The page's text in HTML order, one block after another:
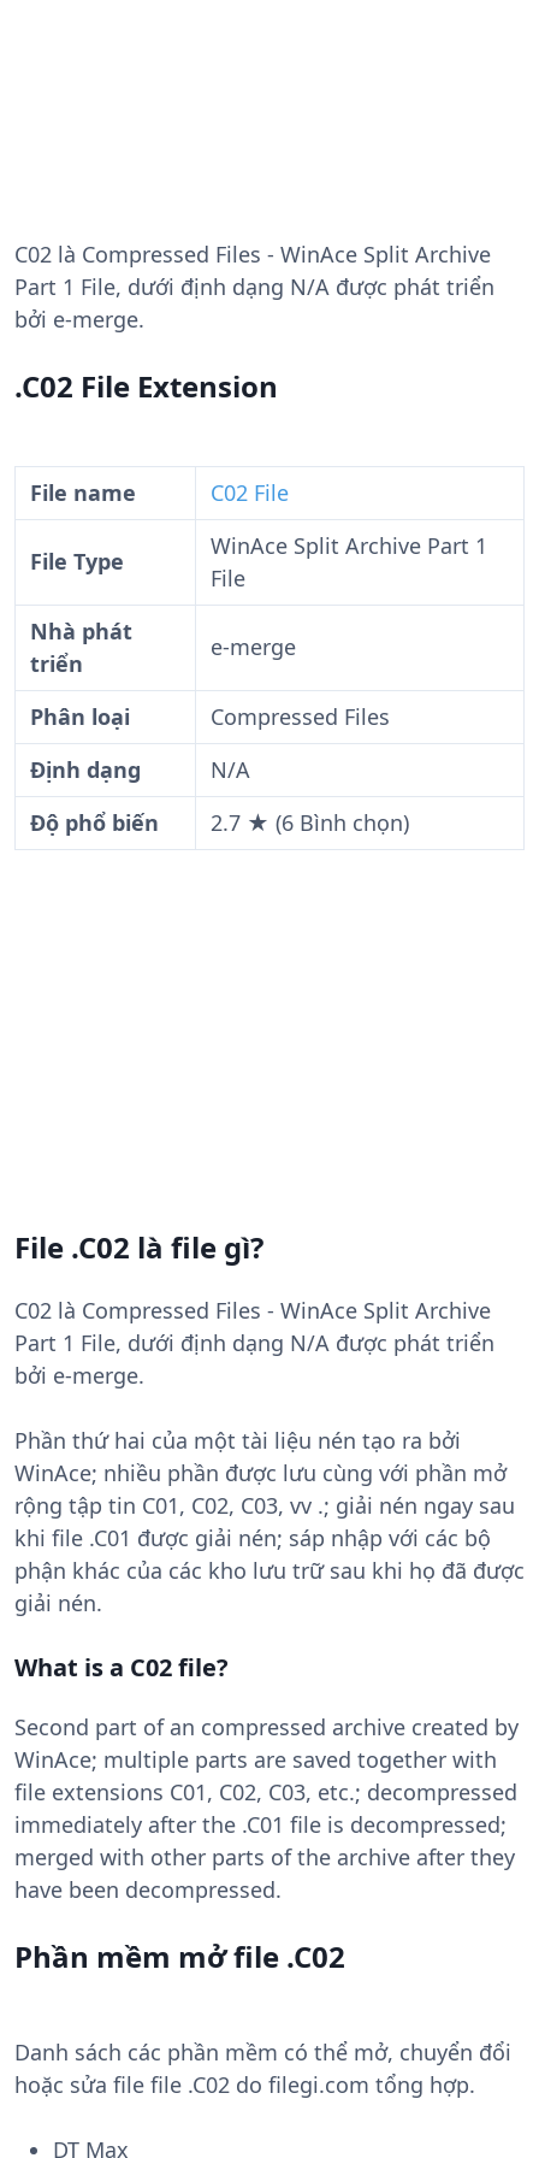
C02 là Compressed Files - WinAce Split Archive
Part 1 File, dưới định dạng N/A được phát triển
bởi e-merge.
.C02 File Extension
File name C02 File
File Type
WinAce Split Archive Part 1
File
Nhà phát
triển
e-merge
Phân loại
Compressed Files
Định dạng
N/A
Độ phổ biến
2.7 ★ (6 Bình chọn)
File .C02 là file gì?
C02 là Compressed Files - WinAce Split Archive
Part 1 File, dưới định dạng N/A được phát triển
bởi e-merge.
Phần thứ hai của một tài liệu nén tạo ra bởi
WinAce; nhiều phần được lưu cùng với phần mở
rộng tập tin C01, C02, C03, vv .; giải nén ngay sau
khi file .C01 được giải nén; sáp nhập với các bộ
phận khác của các kho lưu trữ sau khi họ đã được
giải nén.
What is a C02 file?
Second part of an compressed archive created by
WinAce; multiple parts are saved together with
file extensions C01, C02, C03, etc.; decompressed
immediately after the .C01 file is decompressed;
merged with other parts of the archive after they
have been decompressed.
Phần mềm mở file .C02
Danh sách các phần mềm có thể mở, chuyển đổi
hoặc sửa file file .C02 do filegi.com tổng hợp.
DT Max